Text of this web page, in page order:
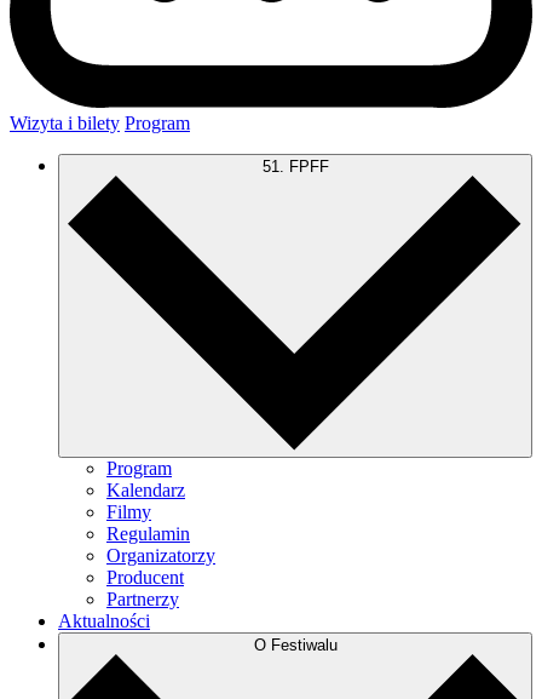
Wizyta i bilety Program
51. FPFF
Program
Kalendarz
Filmy
Regulamin
Organizatorzy
Producent
Partnerzy
Aktualności
O Festiwalu